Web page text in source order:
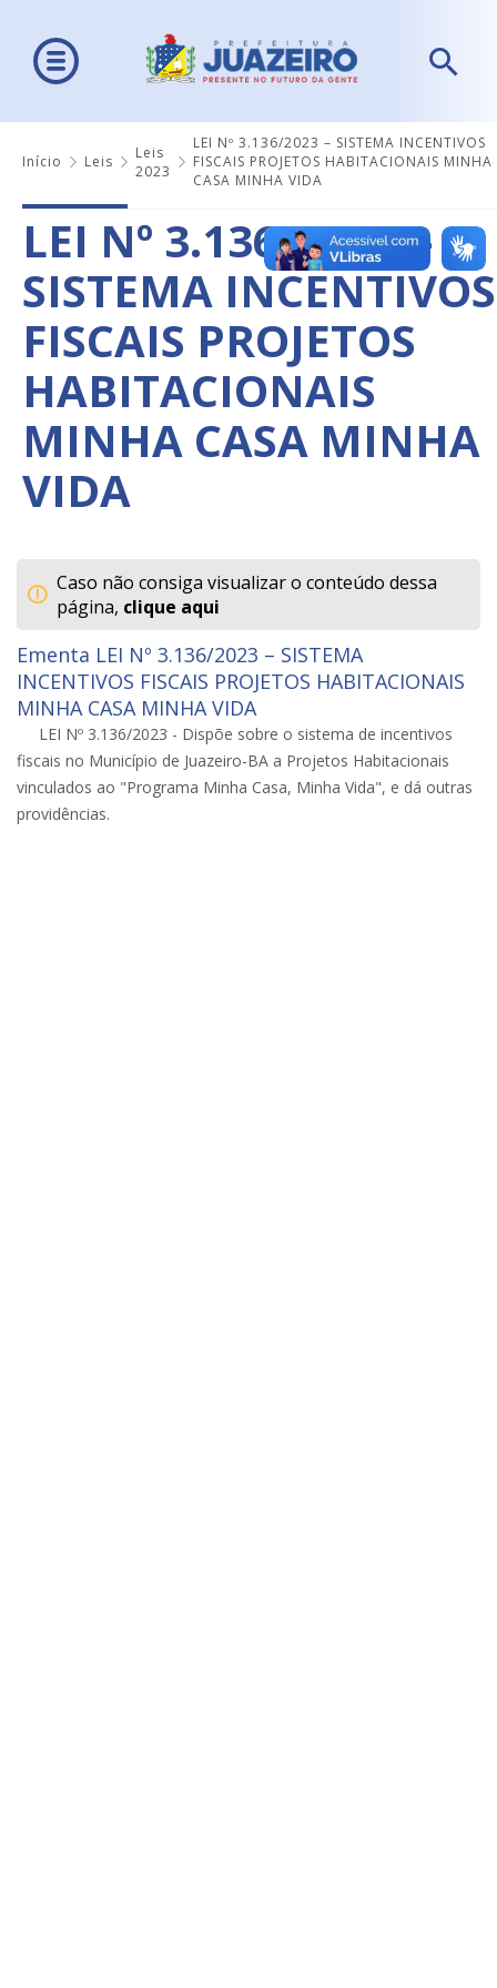
Início Leis
Leis
2023
LEI Nº 3.136/2023 – SISTEMA INCENTIVOS
FISCAIS PROJETOS HABITACIONAIS MINHA
CASA MINHA VIDA
LEI Nº 3.136/2023 –
SISTEMA INCENTIVOS
FISCAIS PROJETOS
HABITACIONAIS
MINHA CASA MINHA
VIDA
Caso não consiga visualizar o conteúdo dessa
página, clique aqui
Ementa LEI Nº 3.136/2023 – SISTEMA
INCENTIVOS FISCAIS PROJETOS HABITACIONAIS
MINHA CASA MINHA VIDA
LEI Nº 3.136/2023 - Dispõe sobre o sistema de incentivos
fiscais no Município de Juazeiro-BA a Projetos Habitacionais
vinculados ao "Programa Minha Casa, Minha Vida", e dá outras
providências.